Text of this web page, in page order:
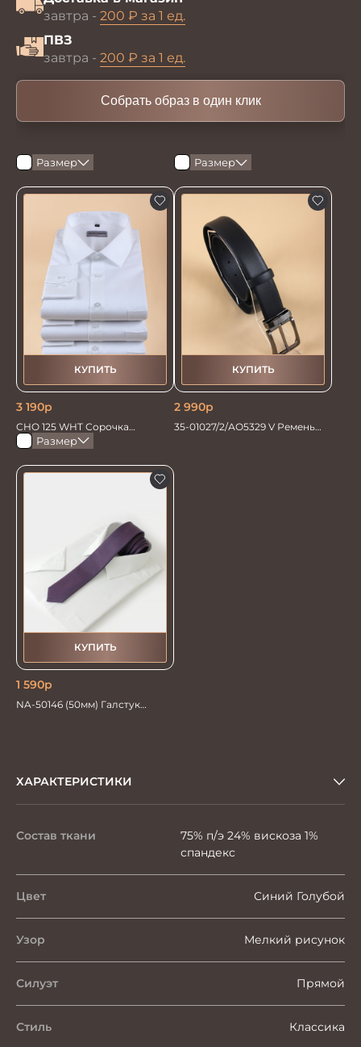
завтра - 200 ₽ за 1 ед.
ПВЗ
завтра - 200 ₽ за 1 ед.
Собрать образ в один клик
Размер
КУПИТЬ
3 190р
CHO 125 WHT Сорочка
мужская
Размер
КУПИТЬ
2 990р
35-01027/2/АО5329 V Ремень
Размер
КУПИТЬ
1 590р
NA-50146 (50мм) Галстук
ХАРАКТЕРИСТИКИ
Состав ткани
75% п/э 24% вискоза 1%
спандекс
Цвет Синий Голубой
Узор Мелкий рисунок
Силуэт Прямой
Стиль Классика